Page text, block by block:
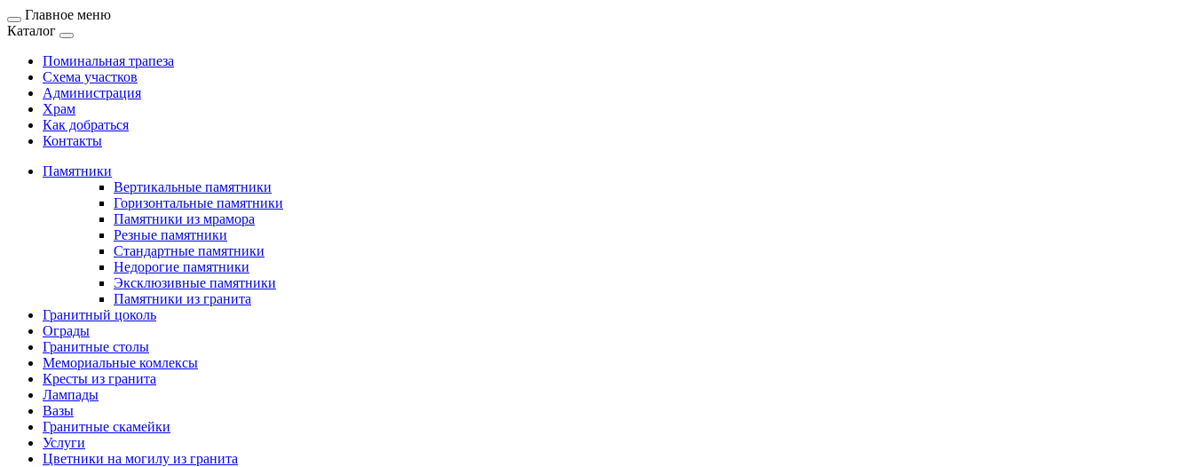
Главное меню
Каталог
Поминальная трапеза
Схема участков
Администрация
Храм
Как добраться
Контакты
Памятники
Вертикальные памятники
Горизонтальные памятники
Памятники из мрамора
Резные памятники
Стандартные памятники
Недорогие памятники
Эксклюзивные памятники
Памятники из гранита
Гранитный цоколь
Ограды
Гранитные столы
Мемориальные комлексы
Кресты из гранита
Лампады
Вазы
Гранитные скамейки
Услуги
Цветники на могилу из гранита